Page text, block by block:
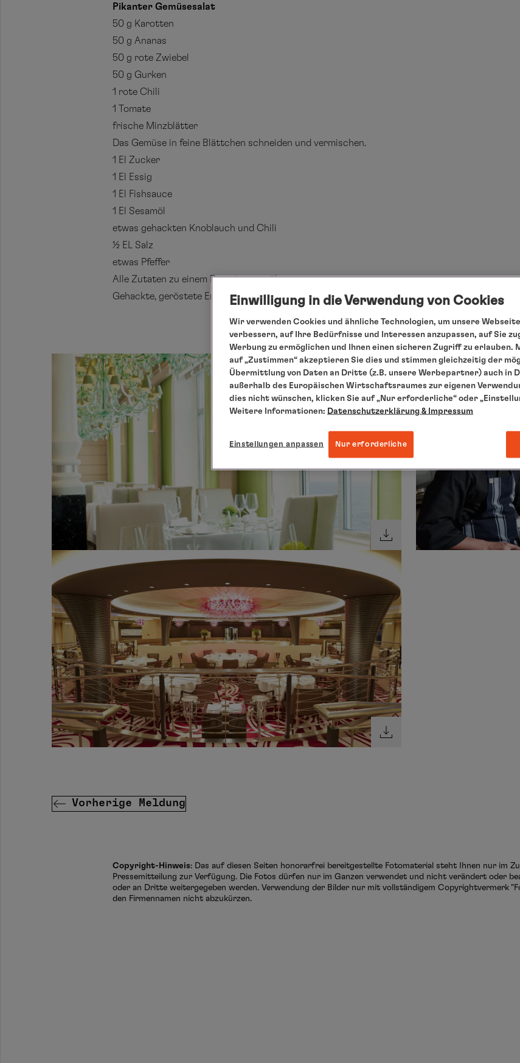
Pikanter Gemüsesalat
50 g Karotten
50 g Ananas
50 g rote Zwiebel
50 g Gurken
1 rote Chili
1 Tomate
frische Minzblätter
Das Gemüse in feine Blättchen schneiden und vermischen.
1 El Zucker
1 El Essig
1 El Fishsauce
1 El Sesamöl
etwas gehackten Knoblauch und Chili
½ EL Salz
etwas Pfeffer
Alle Zutaten zu einem Dressing verrühren.
Gehackte, geröstete Erdnüsse darüber streuen.
Vorherige Meldung
Copyright-Hinweis: Das auf diesen Seiten honorarfrei bereitgestellte Fotomaterial steht Ihnen nur im
Pressemitteilung zur Verfügung. Die Fotos dürfen nur im Ganzen verwendet und nicht verändert oder
oder an Dritte weitergegeben werden. Verwendung der Bilder nur mit vollständigem Copyrightvermerk
den Firmennamen nicht abzukürzen.
Einwilligung in die Verwendung von Cookies
Wir verwenden Cookies und ähnliche Technologien, um unsere
verbessern, auf Ihre Bedürfnisse und Interessen anzupassen, auf Sie
Werbung zu ermöglichen und Ihnen einen sicheren Zugriff zu erlauben.
auf „Zustimmen“ akzeptieren Sie dies und stimmen gleichzeitig der
Übermittlung von Daten an Dritte (z.B. unsere Werbepartner) auch in
außerhalb des Europäischen Wirtschaftsraumes zur eigenen
dies nicht wünschen, klicken Sie auf „Nur erforderliche“ oder
Weitere Informationen: Datenschutzerklärung & Impressum
Einstellungen anpassen Nur erforderliche